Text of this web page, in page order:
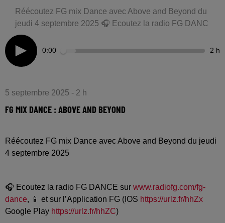
Réécoutez FG mix Dance avec Above and Beyond du
jeudi 4 septembre 2025 🎧 Ecoutez la radio FG DANC
0:00 2 h
5 septembre 2025 - 2 h
FG MIX DANCE : ABOVE AND BEYOND
Réécoutez FG mix Dance avec Above and Beyond du jeudi
4 septembre 2025
🎧 Ecoutez la radio FG DANCE sur www.radiofg.com/fg-
dance, 📱 et sur l’Application FG (IOS https://urlz.fr/hhZx
Google Play https://urlz.fr/hhZC)